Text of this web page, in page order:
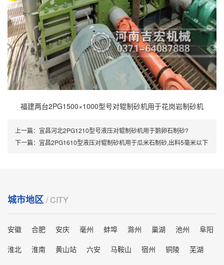
福建两台2PG1500×1000型号对辊制砂机用于花岗岩制砂机
上一篇： 宜昌河北2PG1210型号液压对辊制砂机用于鹅卵石制砂?
下一篇： 宜昌2PG1610型液压对辊制砂机用于瓜米石制砂,出料5毫米以下
城市地区 / CITY
安徽 合肥 安庆 毫州 蚌埠 滁州 巢湖 池州
阜阳
淮北
淮南 黄山站 六安 马鞍山 宿州 铜陵
芜湖